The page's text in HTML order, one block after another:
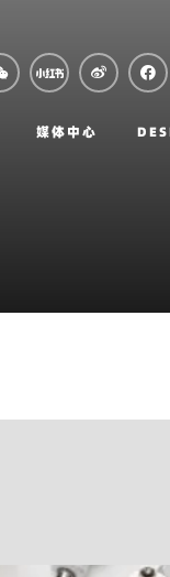
媒体中心